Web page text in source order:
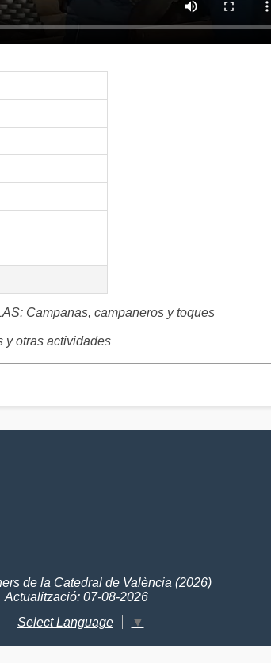
Campanas, campaneros y toques
y otras actividades
de la Catedral de València (2026)
Actualització: 07-08-2026
Select Language
▼